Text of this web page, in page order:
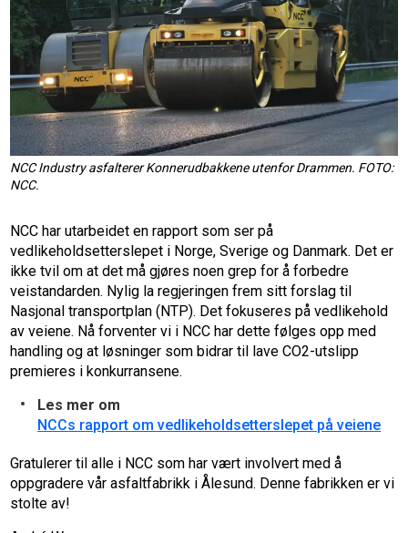
NCC Industry asfalterer Konnerudbakkene utenfor Drammen. FOTO:
NCC.
NCC har utarbeidet en rapport som ser på
vedlikeholdsetterslepet i Norge, Sverige og Danmark. Det er
ikke tvil om at det må gjøres noen grep for å forbedre
veistandarden. Nylig la regjeringen frem sitt forslag til
Nasjonal transportplan (NTP). Det fokuseres på vedlikehold
av veiene. Nå forventer vi i NCC har dette følges opp med
handling og at løsninger som bidrar til lave CO2-utslipp
premieres i konkurransene.
Les mer om
NCCs rapport om vedlikeholdsetterslepet på veiene
Gratulerer til alle i NCC som har vært involvert med å
oppgradere vår asfaltfabrikk i Ålesund. Denne fabrikken er vi
stolte av!